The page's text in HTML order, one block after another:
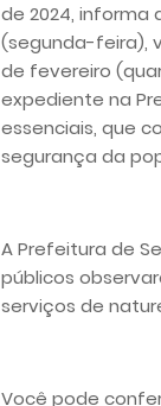
de 2024, informa
(segunda-feira),
de fevereiro
expediente na
essenciais, que
segurança da
A Prefeitura de
públicos
serviços de
Você pode